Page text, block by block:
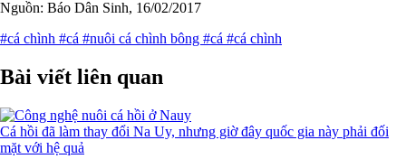
Nguồn: Báo Dân Sinh, 16/02/2017
#cá chình #cá #nuôi cá chình bông #cá #cá chình
Bài viết liên quan
Cá hồi đã làm thay đổi Na Uy, nhưng giờ đây quốc gia này phải đối
mặt với hệ quả